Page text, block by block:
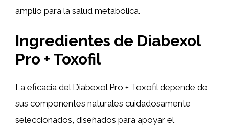
amplio para la salud metabólica.
Ingredientes de Diabexol
Pro + Toxofil
La eficacia del Diabexol Pro + Toxofil depende de
sus componentes naturales cuidadosamente
seleccionados, diseñados para apoyar el